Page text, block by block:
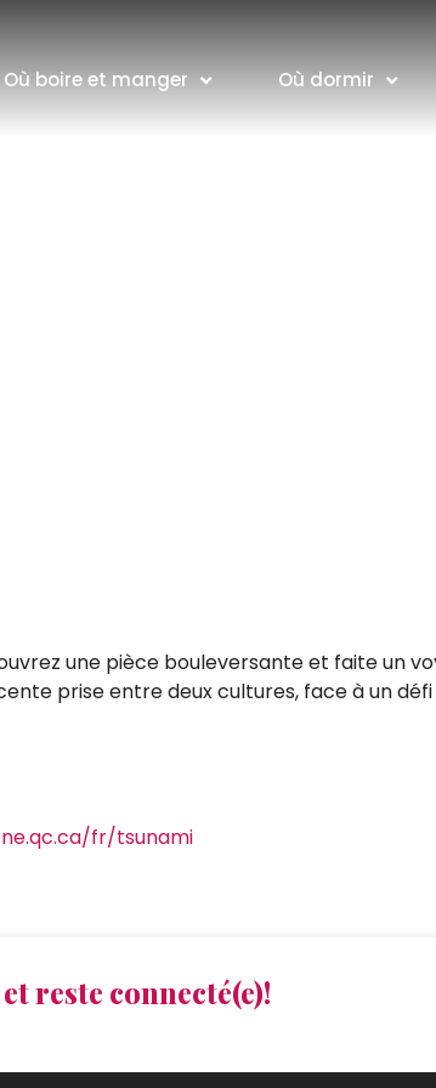
Où boire et manger Où dormir
une pièce bouleversante et faite un
prise entre deux cultures, face à un
fr/tsunami
reste connecté(e)!